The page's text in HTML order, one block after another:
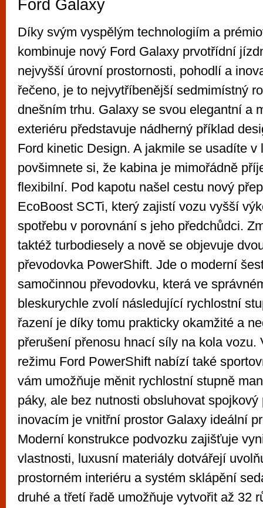
Ford Galaxy
Díky svým vyspělým technologiím a
kombinuje nový Ford Galaxy prvotřídní
nejvyšší úrovní prostornosti, pohodlí a
řečeno, je to nejvytříbenější sedmimístný
dnešním trhu. Galaxy se svou elegantní a
exteriéru představuje nádherný příklad
Ford kinetic Design. A jakmile se usadíte v
povšimnete si, že kabina je mimořádně
flexibilní. Pod kapotu našel cestu nový
EcoBoost SCTi, který zajistí vozu vyšší
spotřebu v porovnání s jeho předchůdci.
taktéž turbodiesely a nově se objevuje
převodovka PowerShift. Jde o moderní
samočinnou převodovku, která ve
bleskurychle zvolí následující rychlostní
řazení je díky tomu prakticky okamžité a
přerušení přenosu hnací síly na kola vozu.
režimu Ford PowerShift nabízí také
vám umožňuje měnit rychlostní stupně
páky, ale bez nutnosti obsluhovat
inovacím je vnitřní prostor Galaxy ideální
Moderní konstrukce podvozku zajišťuje
vlastnosti, luxusní materiály dotvářejí
prostorném interiéru a systém sklápění
druhé a třetí řadě umožňuje vytvořit až 32